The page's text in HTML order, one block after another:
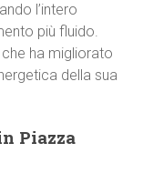
l’intero
più fluido.
ha migliorato
della sua
Piazza